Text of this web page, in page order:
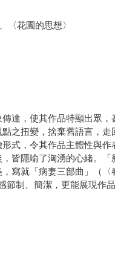
〈花園的思想〉
達，使其作品特顯出眾
之扭變，捨棄舊語言，
式，令其作品主體性與作
皆隱喻了洶湧的心緒。
寫就「病妻三部曲」（
制、簡潔，更能展現作